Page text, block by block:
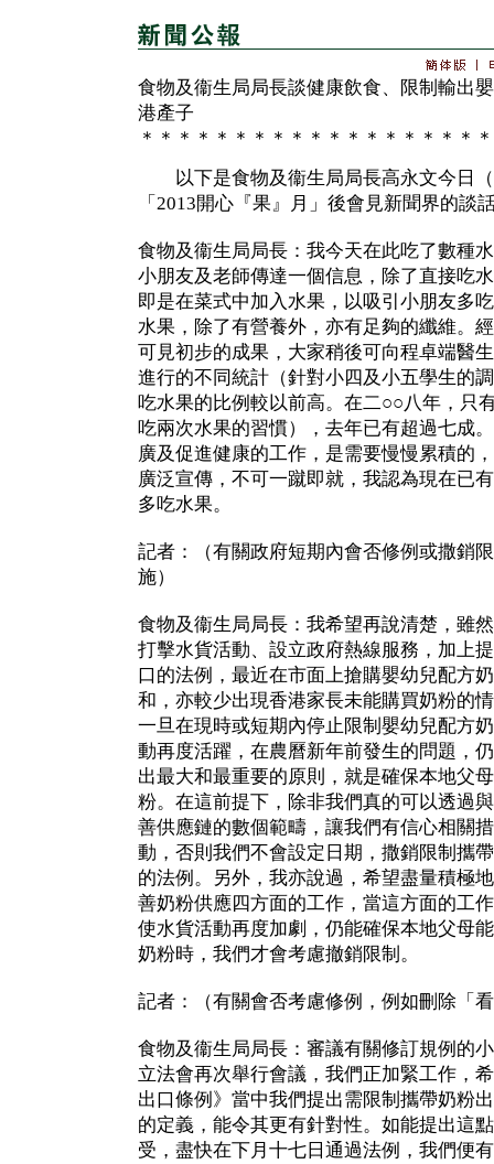
食物及衞生局局長談健康飲食、限制輸出
港產子
＊＊＊＊＊＊＊＊＊＊＊＊＊＊＊＊＊＊
以下是食物及衞生局局長高永文今日（
「2013開心『果』月」後會見新聞界的談
食物及衞生局局長：我今天在此吃了數種
小朋友及老師傳達一個信息，除了直接吃
即是在菜式中加入水果，以吸引小朋友多
水果，除了有營養外，亦有足夠的纖維。
可見初步的成果，大家稍後可向程卓端醫
進行的不同統計（針對小四及小五學生的
吃水果的比例較以前高。在二○○八年，只
吃兩次水果的習慣），去年已有超過七成
廣及促進健康的工作，是需要慢慢累積的
廣泛宣傳，不可一蹴即就，我認為現在已
多吃水果。
記者：（有關政府短期內會否修例或撒銷
施）
食物及衞生局局長：我希望再說清楚，雖
打擊水貨活動、設立政府熱線服務，加上
口的法例，最近在市面上搶購嬰幼兒配方
和，亦較少出現香港家長未能購買奶粉的
一旦在現時或短期內停止限制嬰幼兒配方
動再度活躍，在農曆新年前發生的問題，
出最大和最重要的原則，就是確保本地父
粉。在這前提下，除非我們真的可以透過
善供應鏈的數個範疇，讓我們有信心相關
動，否則我們不會設定日期，撒銷限制攜
的法例。另外，我亦說過，希望盡量積極
善奶粉供應四方面的工作，當這方面的工
使水貨活動再度加劇，仍能確保本地父母
奶粉時，我們才會考慮撤銷限制。
記者：（有關會否考慮修例，例如刪除「
食物及衞生局局長：審議有關修訂規例的
立法會再次舉行會議，我們正加緊工作，
出口條例》當中我們提出需限制攜帶奶粉
的定義，能令其更有針對性。如能提出這
受，盡快在下月十七日通過法例，我們便